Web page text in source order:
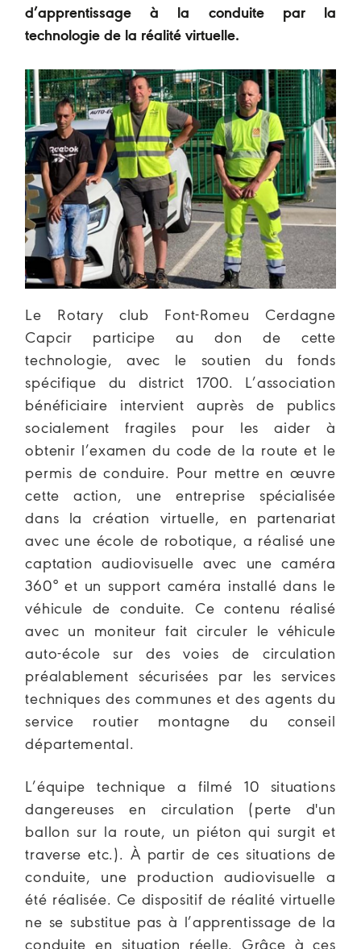
d’apprentissage à la conduite par la
technologie de la réalité virtuelle.
Le Rotary club Font-Romeu Cerdagne
Capcir participe au don de cette
technologie, avec le soutien du fonds
spécifique du district 1700. L’association
bénéficiaire intervient auprès de publics
socialement fragiles pour les aider à
obtenir l’examen du code de la route et le
permis de conduire. Pour mettre en œuvre
cette action, une entreprise spécialisée
dans la création virtuelle, en partenariat
avec une école de robotique, a réalisé une
captation audiovisuelle avec une caméra
360° et un support caméra installé dans le
véhicule de conduite. Ce contenu réalisé
avec un moniteur fait circuler le véhicule
auto-école sur des voies de circulation
préalablement sécurisées par les services
techniques des communes et des agents du
service routier montagne du conseil
départemental.
L’équipe technique a filmé 10 situations
dangereuses en circulation (perte d'un
ballon sur la route, un piéton qui surgit et
traverse etc.). À partir de ces situations de
conduite, une production audiovisuelle a
été réalisée. Ce dispositif de réalité virtuelle
ne se substitue pas à l’apprentissage de la
conduite en situation réelle. Grâce à ces